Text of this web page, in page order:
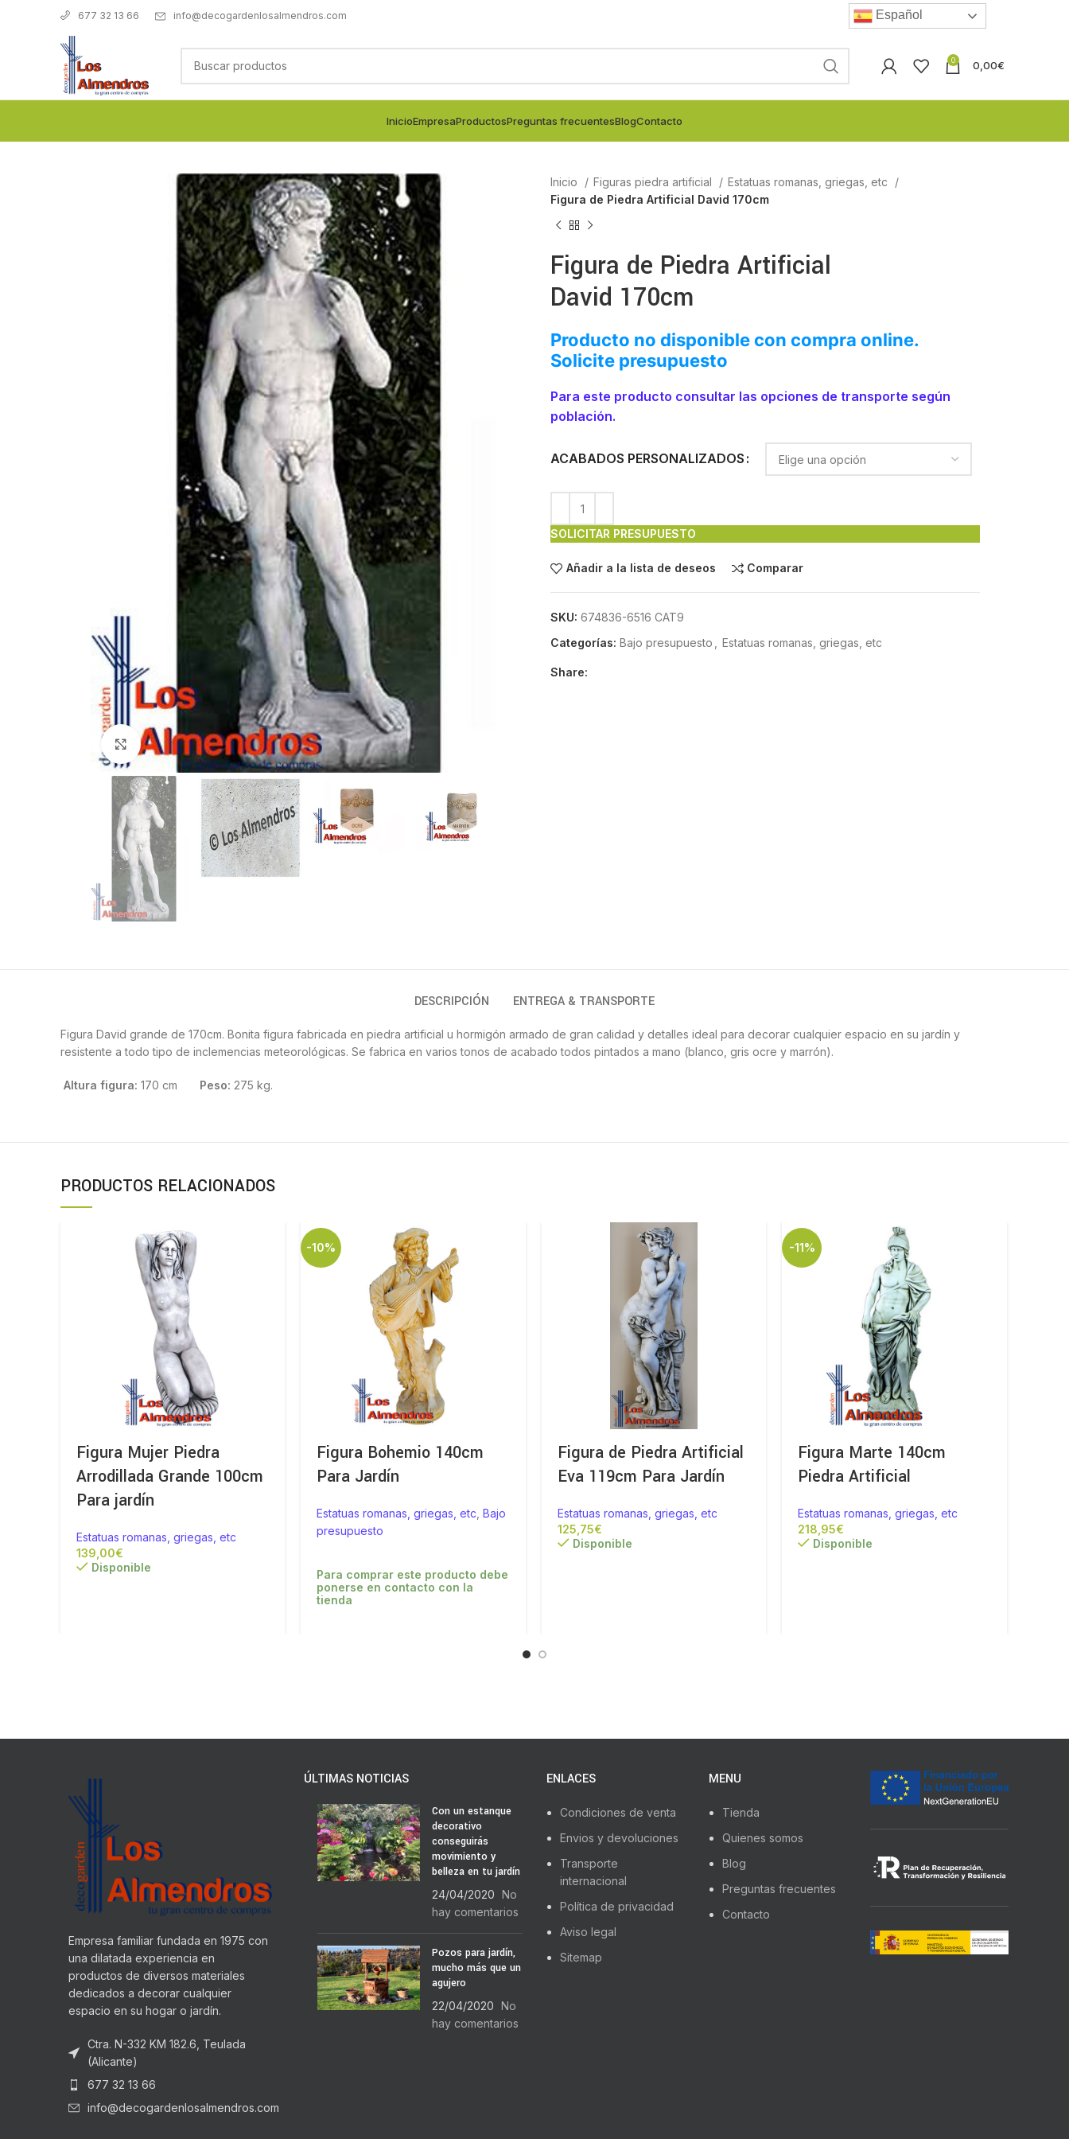
677 32 13 66 info@decogardenlosalmendros.com Español
0 0,00€
InicioEmpresaProductosPreguntas frecuentesBlogContacto
Clic para ampliar
Inicio Figuras piedra artificial
Estatuas romanas, griegas, etc
Figura de Piedra Artificial David 170cm
Figura de Piedra Artificial
David 170cm
Producto no disponible con compra online.
Solicite presupuesto
Para este producto consultar las opciones de transporte según
población.
ACABADOS PERSONALIZADOS
SOLICITAR PRESUPUESTO
Añadir a la lista de deseos Comparar
SKU: 674836-6516 CAT9
Categorías: Bajo presupuesto Estatuas romanas, griegas, etc
Share:
DESCRIPCIÓN ENTREGA & TRANSPORTE
Figura David grande de 170cm. Bonita figura fabricada en piedra artificial u hormigón armado de gran calidad y detalles ideal para decorar cualquier espacio en su jardín y
resistente a todo tipo de inclemencias meteorológicas. Se fabrica en varios tonos de acabado todos pintados a mano (blanco, gris ocre y marrón).
Altura figura: 170 cm Peso: 275 kg.
PRODUCTOS RELACIONADOS
Figura Mujer Piedra
Arrodillada Grande 100cm
Para jardín
Estatuas romanas, griegas, etc
€
Disponible
-10%
Figura Bohemio 140cm
Para Jardín
Estatuas romanas, griegas, etc,Bajo
presupuesto
Para comprar este producto debe
ponerse en contacto con la
tienda
Figura de Piedra Artificial
Eva 119cm Para Jardín
Estatuas romanas, griegas, etc
€
Disponible
-11%
Figura Marte 140cm
Piedra Artificial
Estatuas romanas, griegas, etc
€
Disponible
Empresa familiar fundada en 1975 con
una dilatada experiencia en
productos de diversos materiales
dedicados a decorar cualquier
espacio en su hogar o jardín.
Ctra. N-332 KM 182.6, Teulada
(Alicante)
677 32 13 66
info@decogardenlosalmendros.com
ÚLTIMAS NOTICIAS
Con un estanque
decorativo
conseguirás
movimiento y
belleza en tu jardín
24/04/2020 No
hay comentarios
Pozos para jardín,
mucho más que un
agujero
22/04/2020 No
hay comentarios
ENLACES
Condiciones de venta
Envios y devoluciones
Transporte
internacional
Política de privacidad
Aviso legal
Sitemap
MENU
Tienda
Quienes somos
Blog
Preguntas frecuentes
Contacto